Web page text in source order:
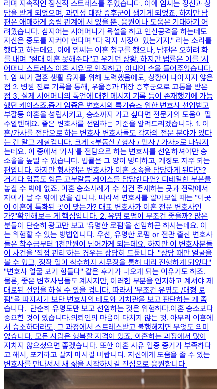
라며 지속적인 정신적 스트레스를 주었습니다. 이에 임씨는 정신과 상
담을 받게 되었으며, 과민성 대장 증후군이 생기게 되었죠. 하지만 남
편은 애매하게 중립 관계에 서 있을 뿐, 응원이나 도움은 기대하기 어
려웠습니다. 심지어는 시어머니가 욕설을 하고 인신공격을 하는데도
자신은 중도를 지켜야 한다며 "다 각자 사정이 있는거지." 라는 소리를
했다고 하는데요. ​이에 임씨는 이혼 청구를 했으나, 남편은 오히려 화
를 내며 "절대 이혼 못해준다"고 우기던 상황. ​하지만 법률은 이를 '시
어머니 스트레스 이혼 사유'로 인정하고, 아내의 손을 들어주었습니다.
1. 임 씨가 결혼 생활 유지를 위해 노력했음에도, 상황이 나아지지 않은
점 ​2. 병원 진료 기록을 통해, 우울증과 대장 증후군으로 고통을 받은
점 ​3. 실제 시어머니의 폭언에 대한 메시지 기록 ​등이 존재했기에 가능
했던 케이스죠.증거 입증은 변호사의 특기​승소 위한 변호사 선임법고
부갈등 이혼을 성립시키고, 승소까지 가고 싶다면 전문가의 도움이 필
수일텐데요. ​좋은 변호사를 선임하는 기준을 알려드리겠습니다. ​1. 이
혼/가사를 전담으로 하는 변호사 ​변호사들도 각자의 전문 분야가 있다
는 건 알고 계실겁니다. ​크게 <부동산 / 형사 / 민사 / 가사>로 나눠지
는데요. ​이 중에서 '가사'를 전담으로 하는 변호사를 선임하셔야만 승
소율을 높일 수 있습니다. ​법률은 그 양이 방대하고, 개정도 자주 되는
편입니다. ​하지만 형사전문 변호사가 이혼 소송을 담당하게 된다면?
거기다 입증도 힘든 고부갈등 케이스를 담당한다면? ​디테일한 부분을
놓칠 수 밖에 없죠. 이혼 승소사례가 수 십건 존재하는 곳과 전략에서
차이가 날 수 밖에 없을 겁니다. 따라서 변호사를 알아보실 때는 "이곳
이 이혼에 특화된 곳이 맞는가? 대표 변호사가 이혼 전문 변호사인
가?"​확인해보는 게 핵심입니다. 2. 유명 로펌이 무조건 좋을까? ​많은
분들이 단순히 광고만 보고 '유명한 로펌'을 선임하곤 하시는데요. ​이
는 위험할 수 있는 방법입니다. ​우선, 유명한 로펌 or 전관 출신 변호사
들은 착수금부터 1천만원이 넘어가게 되는데요. ​하지만 이 변호사분들
이 사건을 '직접 관리'하는 경우는 상당히 드뭅니다. "상담 때만 얼굴을
볼 수 있고, 정작 일이 착수하자 사무장을 통해 대리 진행하게 되었다"​
"변호사 얼굴 보기 힘들다" 같은 후기가 나오게 되는 이유기도 하죠. ​
물론, 좋은 변호사님들도 계시지만, 이러한 부분을 인지하고 계셔야 제
대로된 선임을 하실 수 있을 겁니다. ​따라서 '무조건 유명도 /대형 로
펌"을 따지시기 보단 변호사의 태도와 가치관을 보고 판단하는 게 좋
습니다. 단순히 유명도만 보고 선임하는 것은 위험하다.​이혼 승소보다
중요한 것이 있습니다.의뢰인의 마음이 다치지 않는 것. ​아무리 이혼에
서 승소하더라도, 그 과정에서 스트레스받고 불행해지면 무엇도 의미
없습니다. ​모든 사람은 행복할 자격이 있죠. 이혼하는 과정에서 많이
지치지 않으셨으면 좋겠습니다. ​또한 이혼 사유 입증 증거가 부족하다
고 해서, 포기하고 살지 마시길 바랍니다. 자신에게 도움을 줄 수 있는
변호사를 만나셔서 새 삶을 시작하시길 진심으로 응원합니다.